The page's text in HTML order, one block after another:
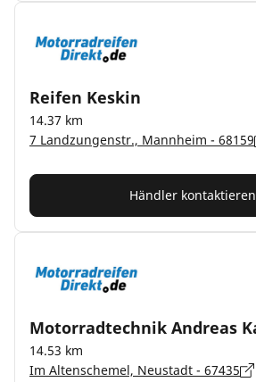
Reifen Keskin
14.37 km
7 Landzungenstr., Mannheim - 68159
Händler kontaktieren
Motorradtechnik Andreas
14.53 km
Im Altenschemel, Neustadt - 67435